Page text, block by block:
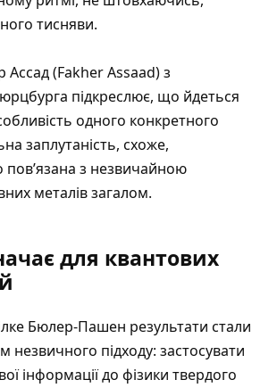
тисняви.
Ассад (Fakher Assaad) з
підкреслює, що йдеться
одного конкретного
заплутаність, схоже,
пов’язана з незвичайною
металів загалом.
для квантових
Бюлер-Пашен результати стали
незвичного підходу: застосувати
інформації до фізики твердого